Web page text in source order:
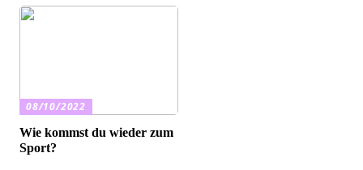
08/10/2022
Wie kommst du wieder zum
Sport?